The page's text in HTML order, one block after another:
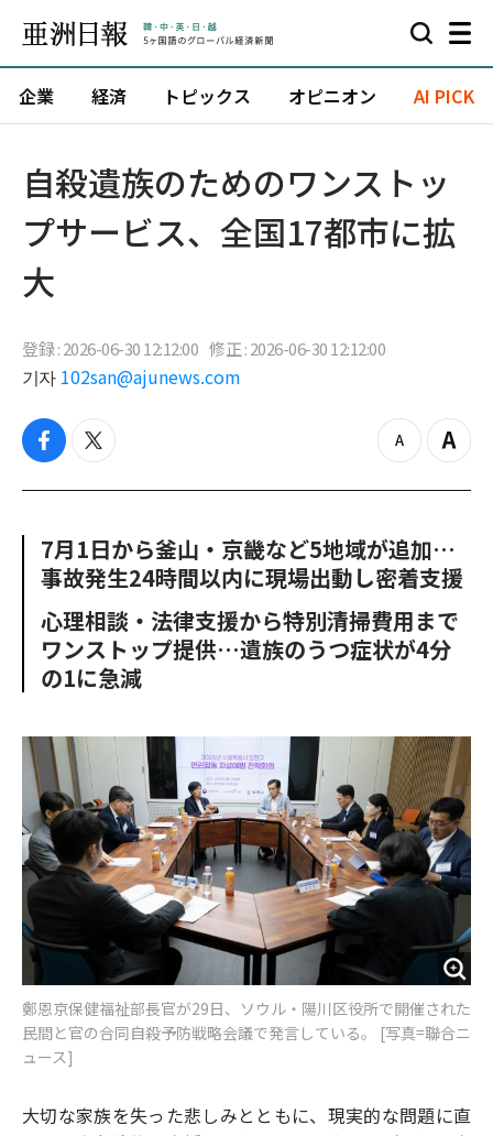
企業 経済 トピックス オピニオン AI PICK
自殺遺族のためのワンストッ
プサービス、全国17都市に拡
大
登録 : 2026-06-30 12:12:00 修正 : 2026-06-30 12:12:00
기자 102san@ajunews.com
f
c
o
o
k
t
i
e
r
z
o
u
t
Z
o
n
7月1日から釜山・京畿など5地域が追加…
事故発生24時間以内に現場出動し密着支援
心理相談・法律支援から特別清掃費用まで
ワンストップ提供…遺族のうつ症状が4分
の1に急減
鄭恩京保健福祉部長官が29日、ソウル・陽川区役所で開催された
民間と官の合同自殺予防戦略会議で発言している。 [写真=聯合ニ
ュース]
大切な家族を失った悲しみとともに、現実的な問題に直